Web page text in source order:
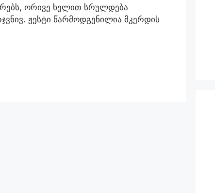
ორივე ხელით სრულდება
ჟესტი წარმოდგენილია მკერდის